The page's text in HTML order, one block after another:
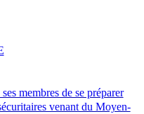
membres de se préparer
venant du Moyen-